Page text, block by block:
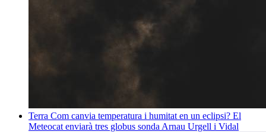
Terra Com canvia temperatura i humitat en un eclipsi? El
Meteocat enviarà tres globus sonda Arnau Urgell i Vidal